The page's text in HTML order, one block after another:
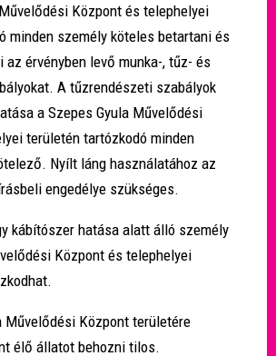
Központ és telephelyei
minden személy köteles betartani és
érvényben levő munka-, tűz- és
A tűzrendészeti szabályok
a Szepes Gyula Művelődési
területén tartózkodó minden
Nyílt láng használatához az
engedélye szükséges.
kábítószer hatása alatt álló személy
Központ és telephelyei
Művelődési Központ területére
élő állatot behozni tilos.